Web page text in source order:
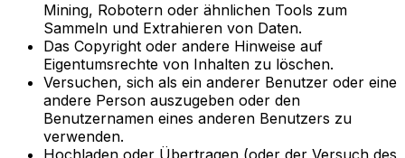
Mining, Robotern oder ähnlichen Tools zum
Sammeln und Extrahieren von Daten.
Das Copyright oder andere Hinweise auf
Eigentumsrechte von Inhalten zu löschen.
Versuchen, sich als ein anderer Benutzer oder eine
andere Person auszugeben oder den
Benutzernamen eines anderen Benutzers zu
verwenden.
Hochladen oder Übertragen (oder der Versuch des